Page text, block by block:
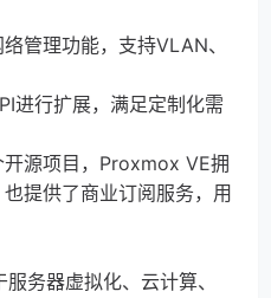
管理功能，支持VLAN、
进行扩展，满足定制化需
开源项目，Proxmox VE拥
提供了商业订阅服务，用
务器虚拟化、云计算、